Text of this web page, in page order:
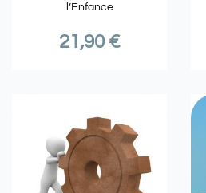
l’Enfance
21,90 €